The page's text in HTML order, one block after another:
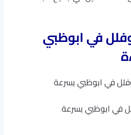
في ابوظبي
في ابوظبي بسرعة